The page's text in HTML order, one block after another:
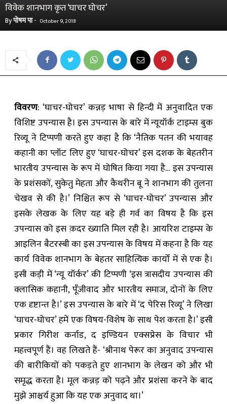
विवेक शानभाग कृत ‘घाचर घोचर’
Byपोषम पा- October 9, 2018
विवरण: ‘घाचर-घोचर’ कन्नड़ भाषा से हिन्दी में अनुवादित एक
विशिष्ट उपन्यास है। इस उपन्यास के बारे में न्यूयॉर्क टाइम्स बुक
रिव्यू ने टिप्पणी करते हुए कहा है कि ‘नैतिक पतन की भयावह
कहानी का प्लॉट लिए हुए ‘घाचर-घोचर’ इस दशक के बेहतरीन
भारतीय उपन्यास के रूप में घोषित किया गया है… इस उपन्यास
के प्रशंसकों, सुकेतु मेहता और कैथरीन बू ने शानभाग की तुलना
चेखव से की है।’ निश्चित रूप से ‘घाचर-घोचर’ उपन्यास और
इसके लेखक के लिए यह बड़े ही गर्व का विषय है कि इस
उपन्यास को इस क़दर ख्याति मिल रही है। आयरिश टाइम्स के
आइलिन बैटरस्बी का इस उपन्यास के विषय में कहना है कि यह
कार्य विवेक शानभाग के बेहतर साहित्यिक कार्यों में से एक है।
इसी कड़ी में ‘न्यू यॉर्कर’ की टिप्पणी ‘इस त्रासदीय उपन्यास की
क्लासिक कहानी, पूँजीवाद और भारतीय समाज, दोनों के लिए
एक दृष्टान्त है।’ इस उपन्यास के बारे में ‘द पेरिस रिव्यू’ ने लिखा
‘घाचर-घोचर’ हमें एक विषय-विशेष के साथ पेश करता है।’ इसी
प्रकार गिरीश कर्नाड, द इण्डियन एक्सप्रेस के विचार भी
महत्त्वपूर्ण हैं। वह लिखते हैं- ‘श्रीनाथ पेरूर का अनुवाद उपन्यास
की बारीकियों को पकड़ते हुए शानभाग के लेखन को और भी
समृद्ध करता है। मूल कन्नड़ को पढ़ने और प्रशंसा करने के बाद
मुझे आश्चर्य हुआ कि यह एक अनुवाद था।’